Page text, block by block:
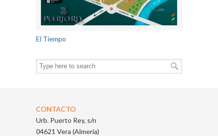
El Tiempo
CONTACTO
Urb. Puerto Rey, s/n
04621 Vera (Almería)